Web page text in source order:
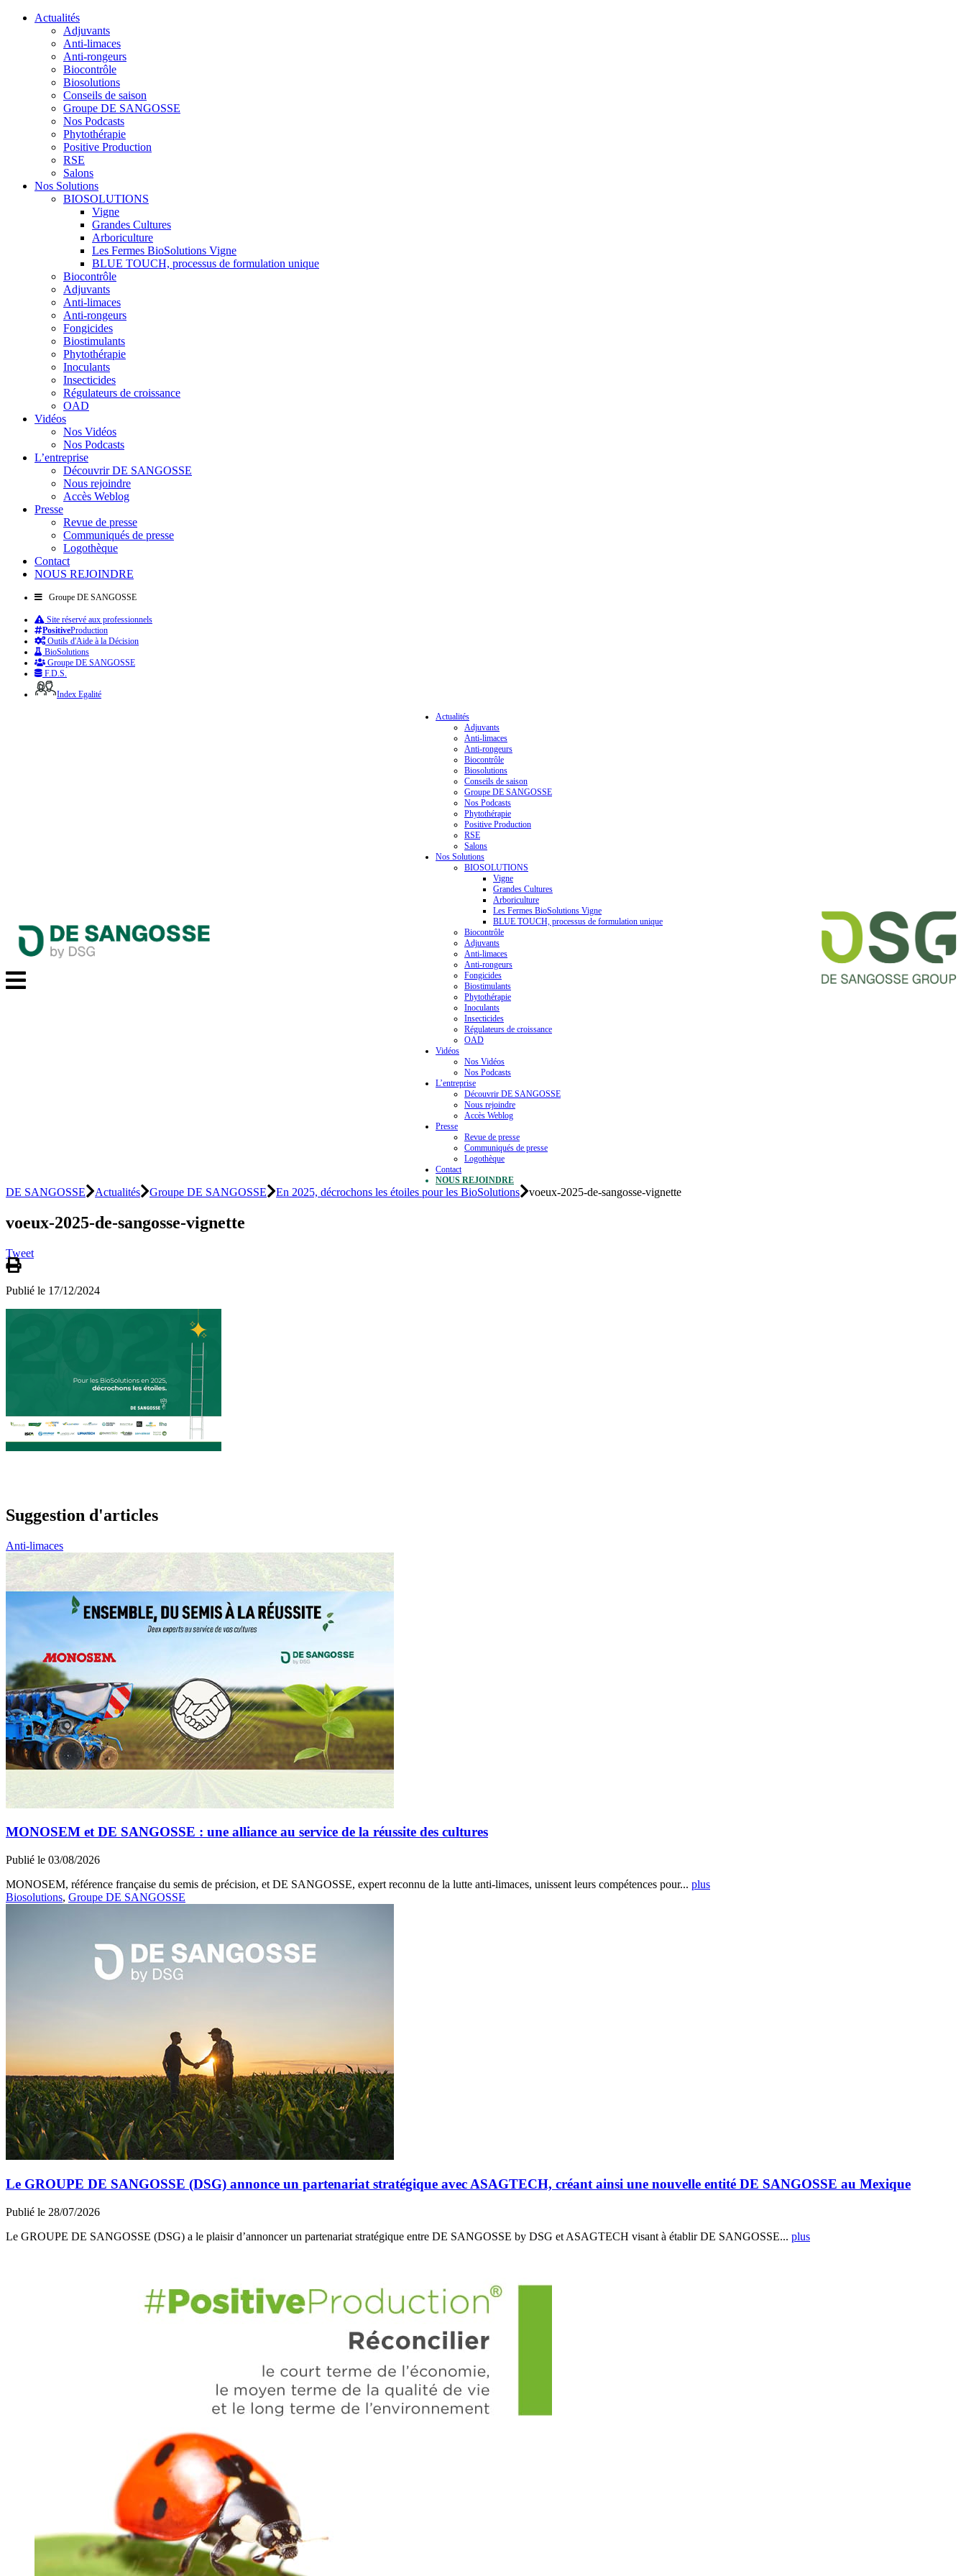
Actualités
Adjuvants
Anti-limaces
Anti-rongeurs
Biocontrôle
Biosolutions
Conseils de saison
Groupe DE SANGOSSE
Nos Podcasts
Phytothérapie
Positive Production
RSE
Salons
Nos Solutions
BIOSOLUTIONS
Vigne
Grandes Cultures
Arboriculture
Les Fermes BioSolutions Vigne
BLUE TOUCH, processus de formulation unique
Biocontrôle
Adjuvants
Anti-limaces
Anti-rongeurs
Fongicides
Biostimulants
Phytothérapie
Inoculants
Insecticides
Régulateurs de croissance
OAD
Vidéos
Nos Vidéos
Nos Podcasts
L’entreprise
Découvrir DE SANGOSSE
Nous rejoindre
Accès Weblog
Presse
Revue de presse
Communiqués de presse
Logothèque
Contact
NOUS REJOINDRE
Groupe DE SANGOSSE
Site réservé aux professionnels
PositiveProduction
Outils d'Aide à la Décision
BioSolutions
Groupe DE SANGOSSE
F.D.S.
Index Egalité
Actualités
Adjuvants
Anti-limaces
Anti-rongeurs
Biocontrôle
Biosolutions
Conseils de saison
Groupe DE SANGOSSE
Nos Podcasts
Phytothérapie
Positive Production
RSE
Salons
Nos Solutions
BIOSOLUTIONS
Vigne
Grandes Cultures
Arboriculture
Les Fermes BioSolutions Vigne
BLUE TOUCH, processus de formulation unique
Biocontrôle
Adjuvants
Anti-limaces
Anti-rongeurs
Fongicides
Biostimulants
Phytothérapie
Inoculants
Insecticides
Régulateurs de croissance
OAD
Vidéos
Nos Vidéos
Nos Podcasts
L’entreprise
Découvrir DE SANGOSSE
Nous rejoindre
Accès Weblog
Presse
Revue de presse
Communiqués de presse
Logothèque
Contact
NOUS REJOINDRE
DE SANGOSSE Actualités Groupe DE SANGOSSE En 2025, décrochons les étoiles pour les BioSolutions voeux-2025-de-sangosse-vignette
voeux-2025-de-sangosse-vignette
Tweet
Publié le 17/12/2024
Suggestion d'articles
Anti-limaces
MONOSEM et DE SANGOSSE : une alliance au service de la réussite des cultures
Publié le 03/08/2026
MONOSEM, référence française du semis de précision, et DE SANGOSSE, expert reconnu de la lutte anti-limaces, unissent leurs compétences pour... plus
Biosolutions, Groupe DE SANGOSSE
Le GROUPE DE SANGOSSE (DSG) annonce un partenariat stratégique avec ASAGTECH, créant ainsi une nouvelle entité DE SANGOSSE au Mexique
Publié le 28/07/2026
Le GROUPE DE SANGOSSE (DSG) a le plaisir d’annoncer un partenariat stratégique entre DE SANGOSSE by DSG et ASAGTECH visant à établir DE SANGOSSE... plus